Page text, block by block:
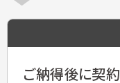
ご納得後に契約